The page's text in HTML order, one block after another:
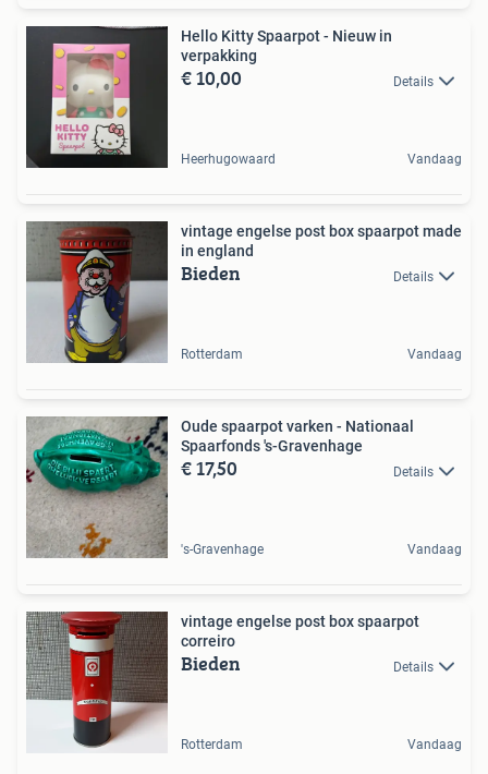
Hello Kitty Spaarpot - Nieuw in
verpakking
€ 10,00 Details
Heerhugowaard Vandaag
vintage engelse post box spaarpot made
in england
Bieden Details
Rotterdam Vandaag
Oude spaarpot varken - Nationaal
Spaarfonds 's-Gravenhage
€ 17,50 Details
's-Gravenhage Vandaag
vintage engelse post box spaarpot
correiro
Bieden Details
Rotterdam Vandaag